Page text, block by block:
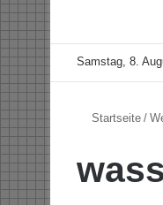
Samstag, 8.
Startseite /